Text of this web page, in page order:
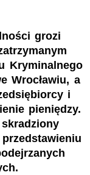
grozi
Kryminalnego
Wrocławiu, a
i
pieniędzy.